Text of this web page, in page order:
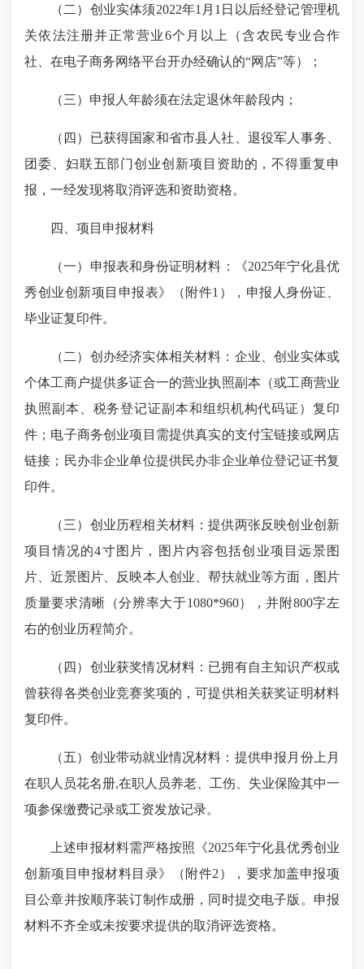
（二）创业实体须2022年1月1日以后经登记管理机
关依法注册并正常营业6个月以上（含农民专业合作
社、在电子商务网络平台开办经确认的“网店”等）；
（三）申报人年龄须在法定退休年龄段内；
（四）已获得国家和省市县人社、退役军人事务、
团委、妇联五部门创业创新项目资助的，不得重复申
报，一经发现将取消评选和资助资格。
四、项目申报材料
（一）申报表和身份证明材料：《2025年宁化县优
秀创业创新项目申报表》（附件1），申报人身份证、
毕业证复印件。
（二）创办经济实体相关材料：企业、创业实体或
个体工商户提供多证合一的营业执照副本（或工商营业
执照副本、税务登记证副本和组织机构代码证）复印
件；电子商务创业项目需提供真实的支付宝链接或网店
链接；民办非企业单位提供民办非企业单位登记证书复
印件。
（三）创业历程相关材料：提供两张反映创业创新
项目情况的4寸图片，图片内容包括创业项目远景图
片、近景图片、反映本人创业、帮扶就业等方面，图片
质量要求清晰（分辨率大于1080*960），并附800字左
右的创业历程简介。
（四）创业获奖情况材料：已拥有自主知识产权或
曾获得各类创业竞赛奖项的，可提供相关获奖证明材料
复印件。
（五）创业带动就业情况材料：提供申报月份上月
在职人员花名册,在职人员养老、工伤、失业保险其中一
项参保缴费记录或工资发放记录。
上述申报材料需严格按照《2025年宁化县优秀创业
创新项目申报材料目录》（附件2），要求加盖申报项
目公章并按顺序装订制作成册，同时提交电子版。申报
材料不齐全或未按要求提供的取消评选资格。